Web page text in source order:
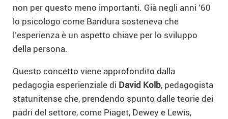
non per questo meno importanti. Già negli anni ’60
lo psicologo come Bandura sosteneva che
l’esperienza è un aspetto chiave per lo sviluppo
della persona.
Questo concetto viene approfondito dalla
pedagogia esperienziale di David Kolb, pedagogista
statunitense che, prendendo spunto dalle teorie dei
padri del settore, come Piaget, Dewey e Lewis,